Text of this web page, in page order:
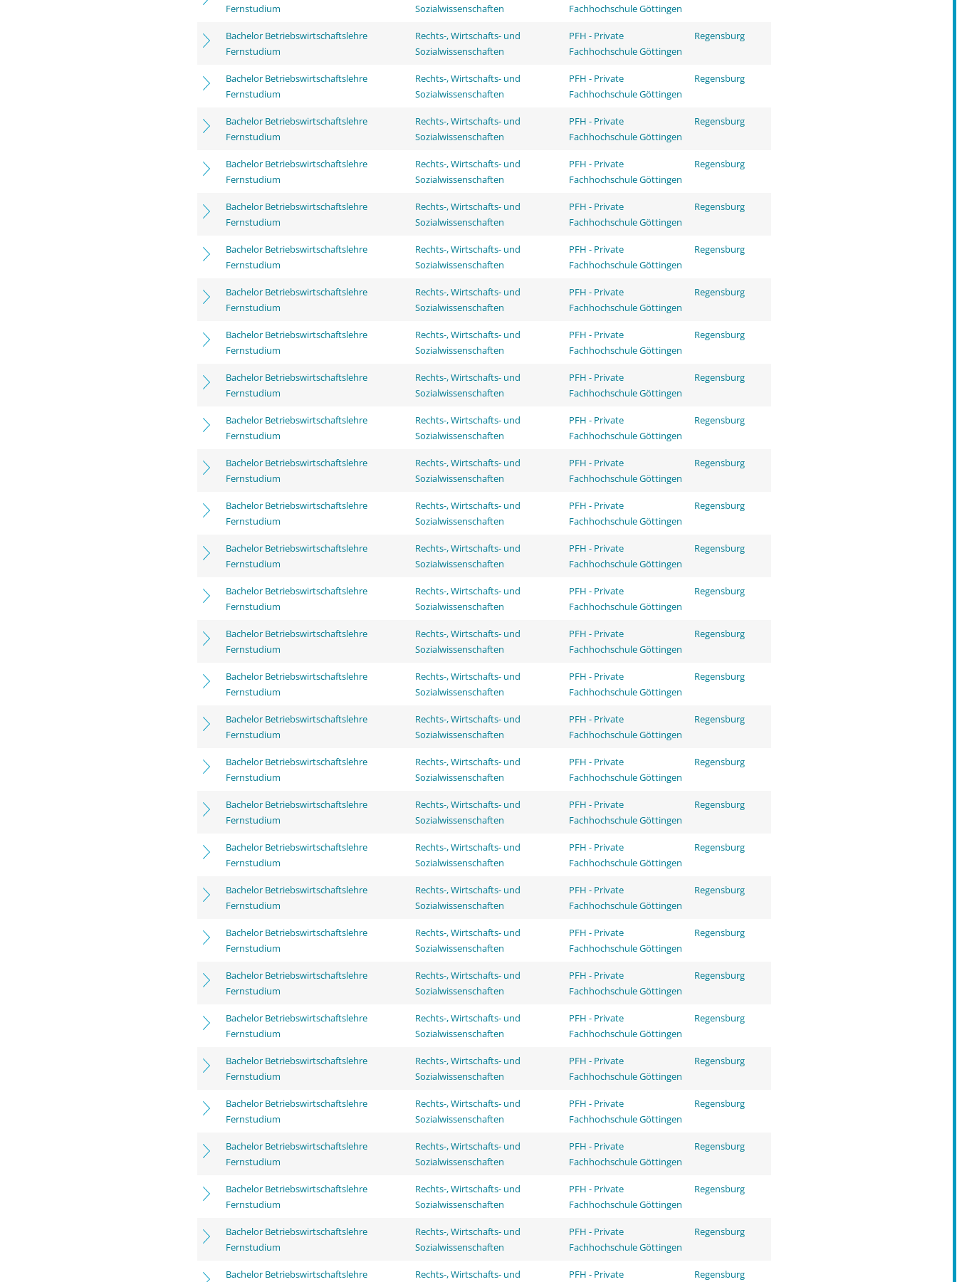
Fernstudium
Sozialwissenschaften
Fachhochschule Göttingen
Bachelor Betriebswirtschaftslehre
Fernstudium
Rechts-, Wirtschafts- und
Sozialwissenschaften
PFH - Private
Fachhochschule Göttingen
Regensburg
Bachelor Betriebswirtschaftslehre
Fernstudium
Rechts-, Wirtschafts- und
Sozialwissenschaften
PFH - Private
Fachhochschule Göttingen
Regensburg
Bachelor Betriebswirtschaftslehre
Fernstudium
Rechts-, Wirtschafts- und
Sozialwissenschaften
PFH - Private
Fachhochschule Göttingen
Regensburg
Bachelor Betriebswirtschaftslehre
Fernstudium
Rechts-, Wirtschafts- und
Sozialwissenschaften
PFH - Private
Fachhochschule Göttingen
Regensburg
Bachelor Betriebswirtschaftslehre
Fernstudium
Rechts-, Wirtschafts- und
Sozialwissenschaften
PFH - Private
Fachhochschule Göttingen
Regensburg
Bachelor Betriebswirtschaftslehre
Fernstudium
Rechts-, Wirtschafts- und
Sozialwissenschaften
PFH - Private
Fachhochschule Göttingen
Regensburg
Bachelor Betriebswirtschaftslehre
Fernstudium
Rechts-, Wirtschafts- und
Sozialwissenschaften
PFH - Private
Fachhochschule Göttingen
Regensburg
Bachelor Betriebswirtschaftslehre
Fernstudium
Rechts-, Wirtschafts- und
Sozialwissenschaften
PFH - Private
Fachhochschule Göttingen
Regensburg
Bachelor Betriebswirtschaftslehre
Fernstudium
Rechts-, Wirtschafts- und
Sozialwissenschaften
PFH - Private
Fachhochschule Göttingen
Regensburg
Bachelor Betriebswirtschaftslehre
Fernstudium
Rechts-, Wirtschafts- und
Sozialwissenschaften
PFH - Private
Fachhochschule Göttingen
Regensburg
Bachelor Betriebswirtschaftslehre
Fernstudium
Rechts-, Wirtschafts- und
Sozialwissenschaften
PFH - Private
Fachhochschule Göttingen
Regensburg
Bachelor Betriebswirtschaftslehre
Fernstudium
Rechts-, Wirtschafts- und
Sozialwissenschaften
PFH - Private
Fachhochschule Göttingen
Regensburg
Bachelor Betriebswirtschaftslehre
Fernstudium
Rechts-, Wirtschafts- und
Sozialwissenschaften
PFH - Private
Fachhochschule Göttingen
Regensburg
Bachelor Betriebswirtschaftslehre
Fernstudium
Rechts-, Wirtschafts- und
Sozialwissenschaften
PFH - Private
Fachhochschule Göttingen
Regensburg
Bachelor Betriebswirtschaftslehre
Fernstudium
Rechts-, Wirtschafts- und
Sozialwissenschaften
PFH - Private
Fachhochschule Göttingen
Regensburg
Bachelor Betriebswirtschaftslehre
Fernstudium
Rechts-, Wirtschafts- und
Sozialwissenschaften
PFH - Private
Fachhochschule Göttingen
Regensburg
Bachelor Betriebswirtschaftslehre
Fernstudium
Rechts-, Wirtschafts- und
Sozialwissenschaften
PFH - Private
Fachhochschule Göttingen
Regensburg
Bachelor Betriebswirtschaftslehre
Fernstudium
Rechts-, Wirtschafts- und
Sozialwissenschaften
PFH - Private
Fachhochschule Göttingen
Regensburg
Bachelor Betriebswirtschaftslehre
Fernstudium
Rechts-, Wirtschafts- und
Sozialwissenschaften
PFH - Private
Fachhochschule Göttingen
Regensburg
Bachelor Betriebswirtschaftslehre
Fernstudium
Rechts-, Wirtschafts- und
Sozialwissenschaften
PFH - Private
Fachhochschule Göttingen
Regensburg
Bachelor Betriebswirtschaftslehre
Fernstudium
Rechts-, Wirtschafts- und
Sozialwissenschaften
PFH - Private
Fachhochschule Göttingen
Regensburg
Bachelor Betriebswirtschaftslehre
Fernstudium
Rechts-, Wirtschafts- und
Sozialwissenschaften
PFH - Private
Fachhochschule Göttingen
Regensburg
Bachelor Betriebswirtschaftslehre
Fernstudium
Rechts-, Wirtschafts- und
Sozialwissenschaften
PFH - Private
Fachhochschule Göttingen
Regensburg
Bachelor Betriebswirtschaftslehre
Fernstudium
Rechts-, Wirtschafts- und
Sozialwissenschaften
PFH - Private
Fachhochschule Göttingen
Regensburg
Bachelor Betriebswirtschaftslehre
Fernstudium
Rechts-, Wirtschafts- und
Sozialwissenschaften
PFH - Private
Fachhochschule Göttingen
Regensburg
Bachelor Betriebswirtschaftslehre
Fernstudium
Rechts-, Wirtschafts- und
Sozialwissenschaften
PFH - Private
Fachhochschule Göttingen
Regensburg
Bachelor Betriebswirtschaftslehre
Fernstudium
Rechts-, Wirtschafts- und
Sozialwissenschaften
PFH - Private
Fachhochschule Göttingen
Regensburg
Bachelor Betriebswirtschaftslehre
Fernstudium
Rechts-, Wirtschafts- und
Sozialwissenschaften
PFH - Private
Fachhochschule Göttingen
Regensburg
Bachelor Betriebswirtschaftslehre
Fernstudium
Rechts-, Wirtschafts- und
Sozialwissenschaften
PFH - Private
Fachhochschule Göttingen
Regensburg
Bachelor Betriebswirtschaftslehre Rechts-, Wirtschafts- und PFH - Private Regensburg